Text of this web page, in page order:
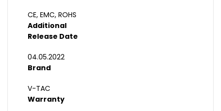
CE, EMC, ROHS
Additional
Release Date
04.05.2022
Brand
V-TAC
Warranty